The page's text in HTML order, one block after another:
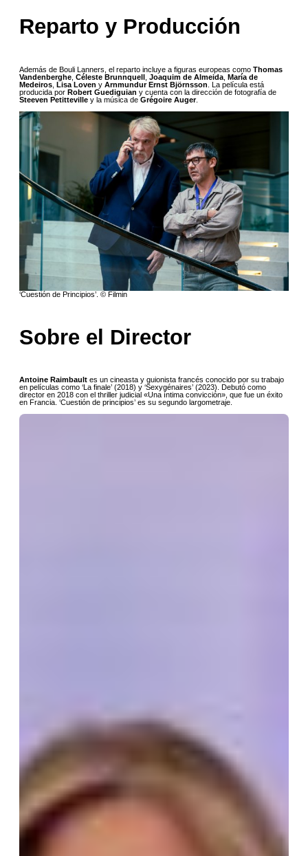
Reparto y Producción
Además de Bouli Lanners, el reparto incluye a figuras europeas como Thomas
Vandenberghe Céleste Brunnquell Joaquim de Almeida María de
Medeiros Lisa Loven y Arnmundur Ernst Björnsson . La película está
producida por Robert Guediguian y cuenta con la dirección de fotografía de
Steeven Petitteville y la música de Grégoire Auger.
‘Cuestión de Principios’. © Filmin
Sobre el Director
Antoine Raimbault es un cineasta y guionista francés conocido por su trabajo
en películas como ‘La finale’ (2018) y ‘Sexygénaires’ (2023). Debutó como
director en 2018 con el thriller judicial «Una íntima convicción», que fue un éxito
en Francia. ‘Cuestión de principios’ es su segundo largometraje.